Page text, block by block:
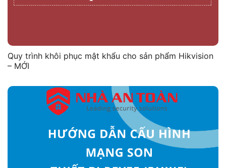
Quy trình khôi phục mật khẩu cho sản phẩm Hikvision
– MỚI